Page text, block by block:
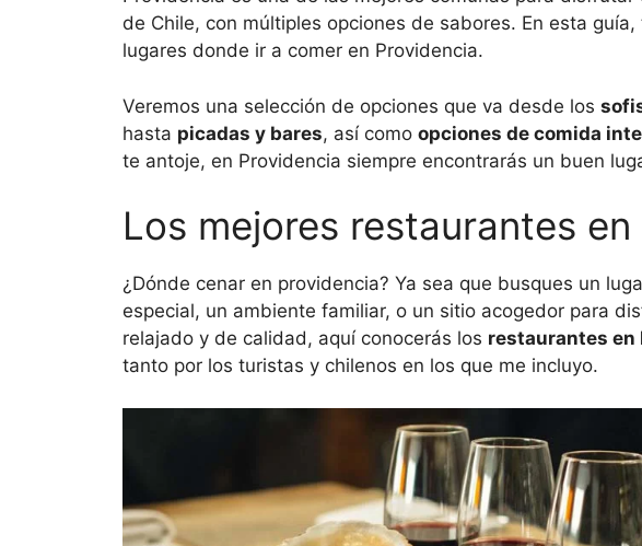
de Chile, con múltiples opciones de sabores. En esta
lugares donde ir a comer en Providencia.
Veremos una selección de opciones que va desde los
hasta picadas y bares, así como opciones de comida
te antoje, en Providencia siempre encontrarás un buen
Los mejores restaurantes
¿Dónde cenar en providencia? Ya sea que busques un
especial, un ambiente familiar, o un sitio acogedor para
relajado y de calidad, aquí conocerás los restaurantes en
tanto por los turistas y chilenos en los que me incluyo.